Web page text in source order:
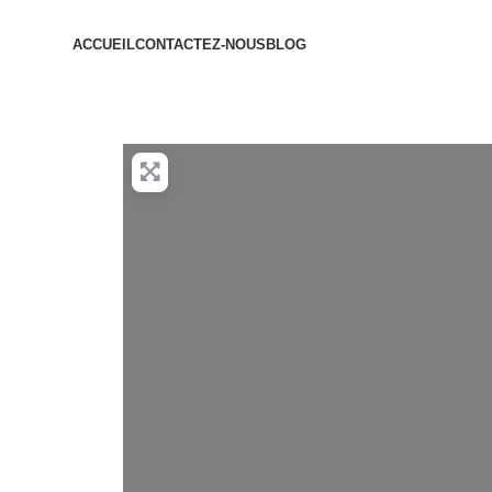
ACCUEILCONTACTEZ-NOUS BLOG